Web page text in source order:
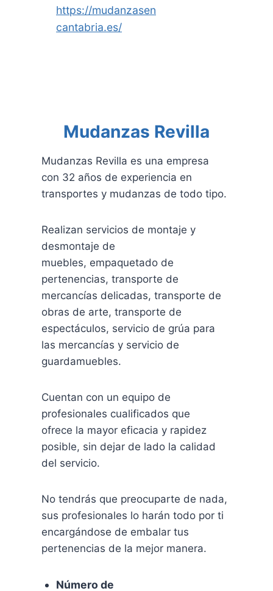
https://mudanzasen
cantabria.es/
Mudanzas Revilla
Mudanzas Revilla es una empresa
con 32 años de experiencia en
transportes y mudanzas de todo tipo.
Realizan servicios de montaje y
desmontaje de
muebles, empaquetado de
pertenencias, transporte de
mercancías delicadas, transporte de
obras de arte, transporte de
espectáculos, servicio de grúa para
las mercancías y servicio de
guardamuebles.
Cuentan con un equipo de
profesionales cualificados que
ofrece la mayor eficacia y rapidez
posible, sin dejar de lado la calidad
del servicio.
No tendrás que preocuparte de nada,
sus profesionales lo harán todo por ti
encargándose de embalar tus
pertenencias de la mejor manera.
Número de